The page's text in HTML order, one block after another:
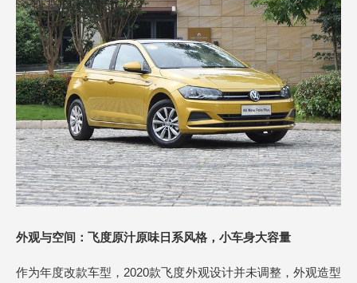
外观与空间：飞度原汁原味日系风格，小车身大容量
作为年度改款车型，2020款飞度外观设计并未调整，外观造型